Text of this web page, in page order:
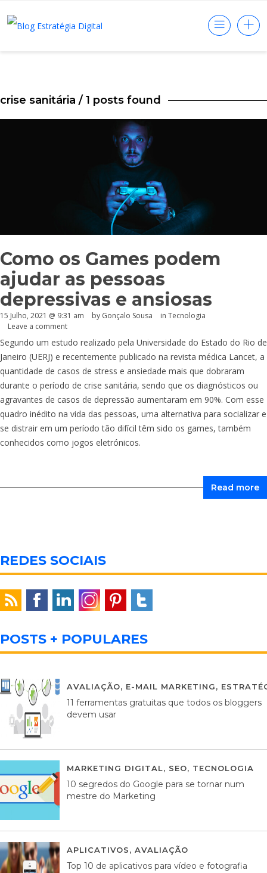
crise sanitária / 1 posts found
Como os Games podem
ajudar as pessoas
depressivas e ansiosas
15 Julho, 2021 @ 9:31 am by Gonçalo Sousa in Tecnologia
Leave a comment
Segundo um estudo realizado pela Universidade do Estado do Rio de
Janeiro (UERJ) e recentemente publicado na revista médica Lancet, a
quantidade de casos de stress e ansiedade mais que dobraram
durante o período de crise sanitária, sendo que os diagnósticos ou
agravantes de casos de depressão aumentaram em 90%. Com esse
quadro inédito na vida das pessoas, uma alternativa para socializar e
se distrair em um período tão difícil têm sido os games, também
conhecidos como jogos eletrónicos.
Read more
REDES SOCIAIS
POSTS + POPULARES
AVALIAÇÃO, E-MAIL MARKETING,
11 ferramentas gratuitas que todos os bloggers
devem usar
MARKETING DIGITAL, SEO, TECNOLOGIA
10 segredos do Google para se tornar num
mestre do Marketing
APLICATIVOS, AVALIAÇÃO
Top 10 de aplicativos para vídeo e fotografia